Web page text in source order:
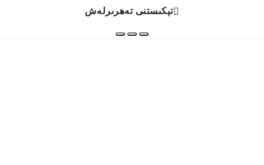
تېكىستنى تەھرىرلەش